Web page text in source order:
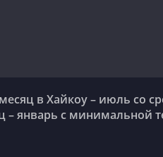
январь с минимальной